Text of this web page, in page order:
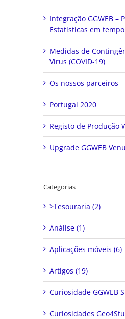
Integração GGWEB –
Estatísticas em
Medidas de
Vírus (COVID-19)
Os nossos parceiros
Portugal 2020
Registo de Produção
Upgrade GGWEB
Categorias
>Tesouraria (2)
Análise (1)
Aplicações móveis (6)
Artigos (19)
Curiosidade GGWEB
Curiosidades